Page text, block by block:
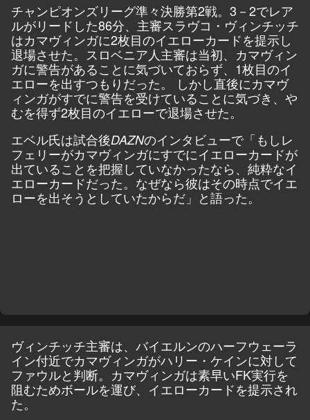
チャンピオンズリーグ準々決勝第2戦。3－2でレア
ルがリードした86分、主審スラヴコ・ヴィンチッチ
はカマヴィンガに2枚目のイエローカードを提示し
退場させた。スロベニア人主審は当初、カマヴィン
ガに警告があることに気づいておらず、1枚目のイ
エローを出すつもりだった。 しかし直後にカマヴ
ィンガがすでに警告を受けていることに気づき、や
むを得ず2枚目のイエローで退場させた。
エベル氏は試合後DAZNのインタビューで「もしレ
フェリーがカマヴィンガにすでにイエローカードが
出ていることを把握していなかったなら、純粋なイ
エローカードだった。なぜなら彼はその時点でイエ
ローを出そうとしていたからだ」と語った。
ヴィンチッチ主審は、バイエルンのハーフウェーラ
イン付近でカマヴィンガがハリー・ケインに対して
ファウルと判断。カマヴィンガは素早いFK実行を
阻むためボールを運び、イエローカードを提示され
た。